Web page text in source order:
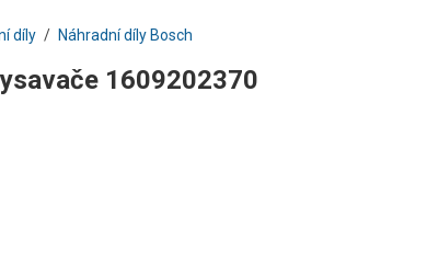
díly Náhradní díly Bosch
1609202370